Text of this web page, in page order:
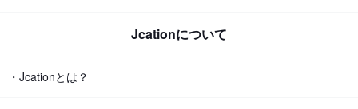
Jcationについて
・Jcationとは？